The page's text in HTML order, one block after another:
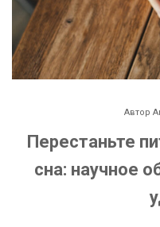
Автор
Перестаньте
сна: научное